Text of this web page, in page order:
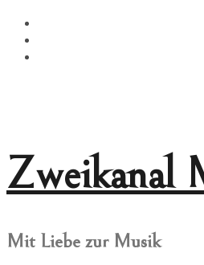
Springe
zum
Inhalt
Zweikanal
Mit Liebe zur Musik